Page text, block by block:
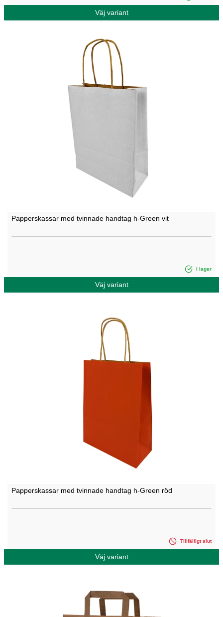
Väj variant
Papperskassar med tvinnade handtag h-Green vit
I lager
Väj variant
Papperskassar med tvinnade handtag h-Green röd
Tillfälligt slut
Väj variant